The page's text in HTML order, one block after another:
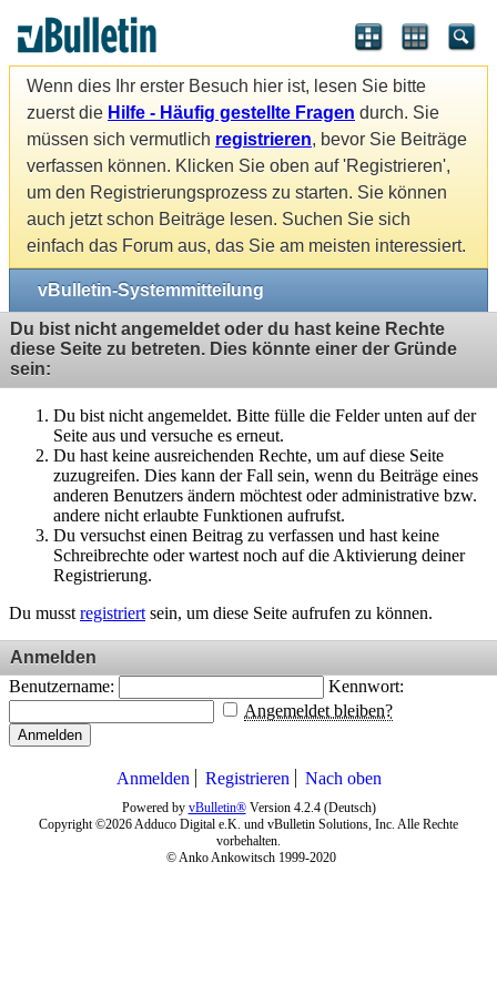
Wenn dies Ihr erster Besuch hier ist, lesen Sie bitte
zuerst die Hilfe - Häufig gestellte Fragen durch. Sie
müssen sich vermutlich registrieren, bevor Sie Beiträge
verfassen können. Klicken Sie oben auf 'Registrieren',
um den Registrierungsprozess zu starten. Sie können
auch jetzt schon Beiträge lesen. Suchen Sie sich
einfach das Forum aus, das Sie am meisten interessiert.
vBulletin-Systemmitteilung
Du bist nicht angemeldet oder du hast keine Rechte
diese Seite zu betreten. Dies könnte einer der Gründe
sein:
Du bist nicht angemeldet. Bitte fülle die Felder unten auf der
Seite aus und versuche es erneut.
Du hast keine ausreichenden Rechte, um auf diese Seite
zuzugreifen. Dies kann der Fall sein, wenn du Beiträge eines
anderen Benutzers ändern möchtest oder administrative bzw.
andere nicht erlaubte Funktionen aufrufst.
Du versuchst einen Beitrag zu verfassen und hast keine
Schreibrechte oder wartest noch auf die Aktivierung deiner
Registrierung.
Du musst registriert sein, um diese Seite aufrufen zu können.
Anmelden
Benutzername:
Kennwort:
Angemeldet bleiben?
Anmelden
Anmelden Registrieren Nach oben
Powered by vBulletin®Version 4.2.4 (Deutsch)
Copyright ©2026 Adduco Digital e.K. und vBulletin Solutions, Inc. Alle Rechte
vorbehalten.
© Anko Ankowitsch 1999-2020